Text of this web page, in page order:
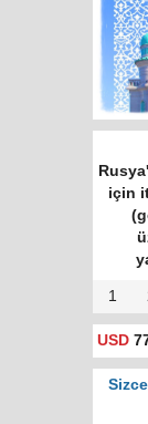
için
1
USD